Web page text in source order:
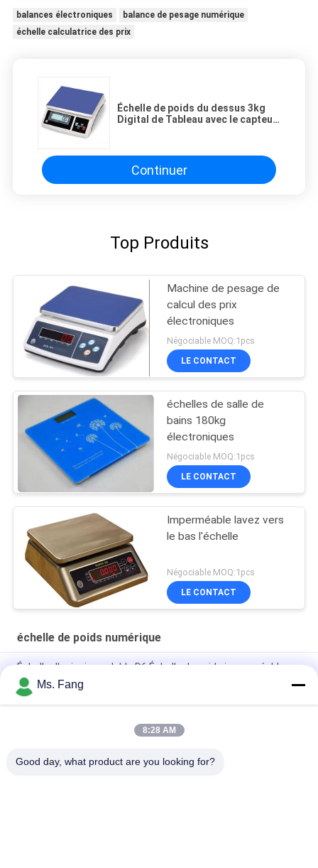
balances électroniques
balance de pesage numérique
échelle calculatrice des prix
Échelle de poids du dessus 3kg
Digital de Tableau avec le capteur
Continuer
Top Produits
Machine de pesage de
calcul des prix
électroniques
Négociable MOQ:1pcs
LE CONTACT
échelles de salle de
bains 180kg
électroniques
Négociable MOQ:1pcs
LE CONTACT
Imperméable lavez vers
le bas l'échelle
Négociable MOQ:1pcs
LE CONTACT
échelle de poids numérique
Échelle d'acier inoxydable D6 Échelle de poids imperméable
IP68
Balance électronique étanche de haute qualité 30 kg D11
Échelle en acier inoxydable D6 Échelle de poids étanche IP68
Ms. Fang
8:28 AM
Good day, what product are you looking for?